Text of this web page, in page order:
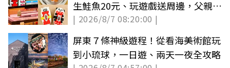
生鮭魚20元、玩遊戲送周邊，父親節
啤酒88元
| 2026/8/7 08:20:00 |
屏東７條神級遊程！從看海美術館玩
到小琉球，一日遊、兩天一夜全攻略